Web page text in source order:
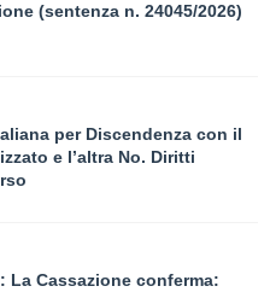
(sentenza n. 24045/2026)
per Discendenza con il
e l’altra No. Diritti
La Cassazione conferma: